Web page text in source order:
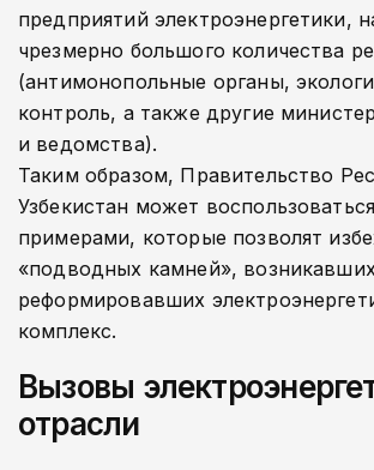
предприятий электроэнергетики,
чрезмерно большого количества
(антимонопольные органы,
контроль, а также другие
и ведомства).
Таким образом, Правительство
Узбекистан может
примерами, которые позволят
«подводных камней»,
реформировавших
комплекс.
Вызовы
отрасли